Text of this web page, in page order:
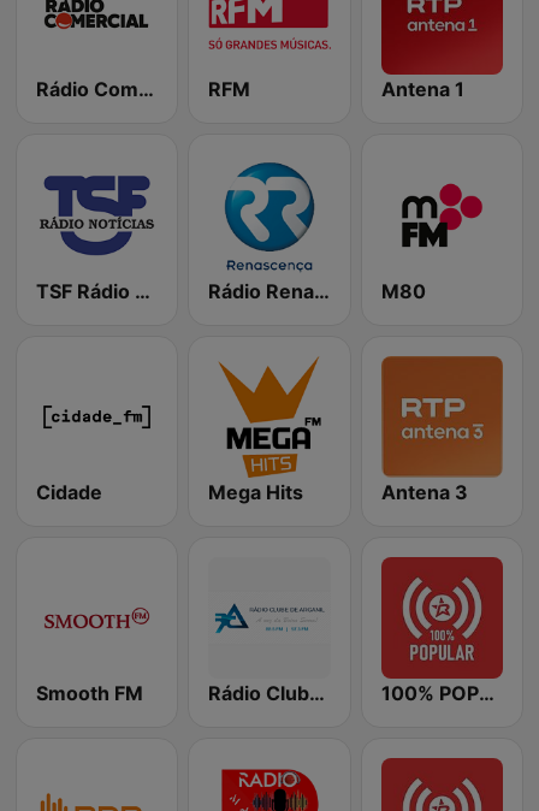
Rádio Comercial RFM Antena 1
TSF Rádio Notícias Rádio Renascença M80
Cidade Mega Hits Antena 3
Smooth FM Rádio Clube de Arganil 100% POPULAR